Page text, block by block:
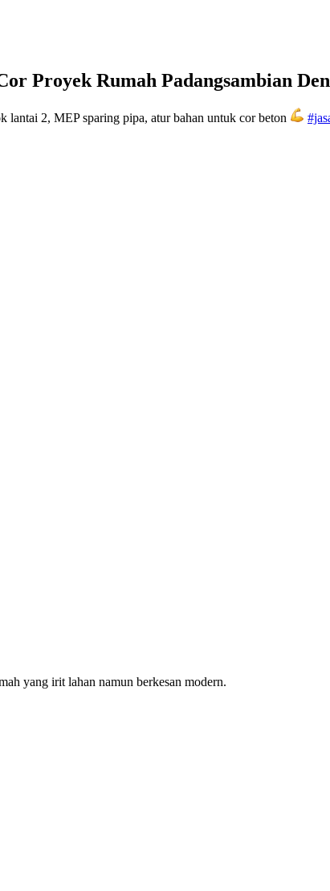
Proyek Rumah Padangsambian
lantai 2, MEP sparing pipa, atur bahan untuk cor beton
yang irit lahan namun berkesan modern.